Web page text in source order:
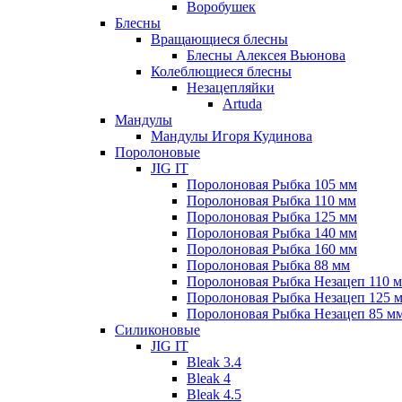
Воробушек
Блесны
Вращающиеся блесны
Блесны Алексея Вьюнова
Колеблющиеся блесны
Незацепляйки
Artuda
Мандулы
Мандулы Игоря Кудинова
Поролоновые
JIG IT
Поролоновая Рыбка 105 мм
Поролоновая Рыбка 110 мм
Поролоновая Рыбка 125 мм
Поролоновая Рыбка 140 мм
Поролоновая Рыбка 160 мм
Поролоновая Рыбка 88 мм
Поролоновая Рыбка Незацеп 110
Поролоновая Рыбка Незацеп 125
Поролоновая Рыбка Незацеп 85
Силиконовые
JIG IT
Bleak 3.4
Bleak 4
Bleak 4.5